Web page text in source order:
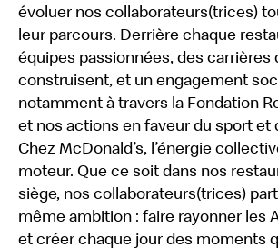
évoluer nos collaborateurs(trices)
leur parcours. Derrière chaque
équipes passionnées, des carrières
construisent, et un engagement
notamment à travers la Fondation
et nos actions en faveur du sport et
Chez McDonald’s, l’énergie
moteur. Que ce soit dans nos
siège, nos collaborateurs(trices)
même ambition : faire rayonner les
et créer chaque jour des moments